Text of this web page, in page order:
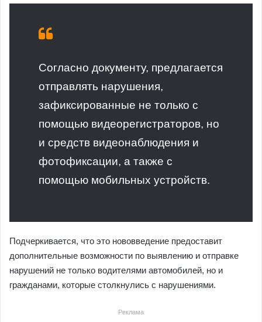
Согласно документу, предлагается
отправлять нарушения,
зафиксированные не только с
помощью видеорегистраторов, но
и средств видеонаблюдения и
фотофиксации, а также с
помощью мобильных устройств.
Подчеркивается, что это нововведение предоставит
дополнительные возможности по выявлению и отправке
нарушений не только водителями автомобилей, но и
гражданами, которые столкнулись с нарушениями.
Реклама